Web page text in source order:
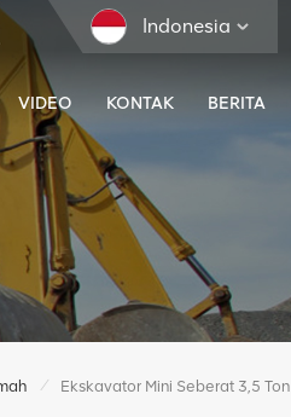
Indonesia
VIDEO KONTAK BERITA
/ Ekskavator Mini Seberat 3,5 Ton